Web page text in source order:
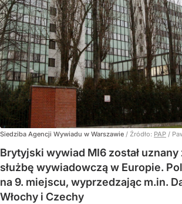
Siedziba Agencji Wywiadu w Warszawie / Źródło: PAP /
Brytyjski wywiad MI6 został uznany
służbę wywiadowczą w Europie.
na 9. miejscu, wyprzedzając m.in.
Włochy i Czechy